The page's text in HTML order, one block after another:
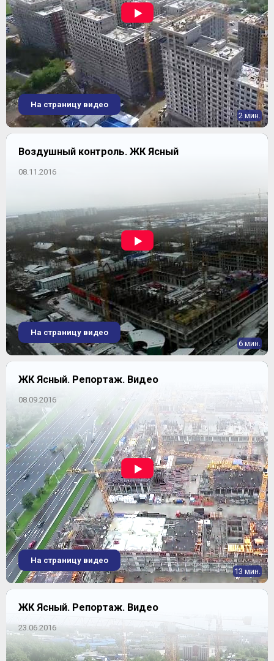
2 мин.
На страницу видео
Воздушный контроль. ЖК Ясный
08.11.2016
6 мин.
На страницу видео
ЖК Ясный. Репортаж. Видео
08.09.2016
13 мин.
На страницу видео
ЖК Ясный. Репортаж. Видео
23.06.2016